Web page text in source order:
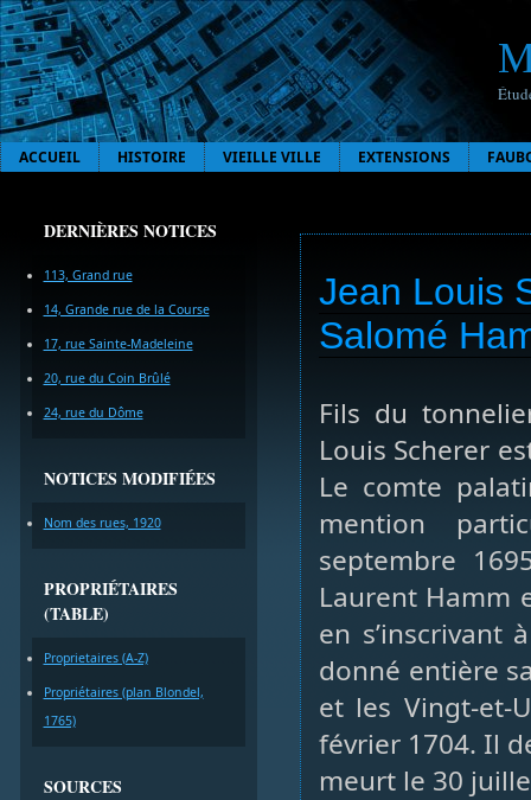
ACCUEIL HISTOIRE VIEILLE VILLE EXTENSIONS
DERNIÈRES NOTICES
113, Grand rue
14, Grande rue de la Course
17, rue Sainte-Madeleine
20, rue du Coin Brûlé
24, rue du Dôme
NOTICES MODIFIÉES
Nom des rues, 1920
PROPRIÉTAIRES
(TABLE)
Proprietaires (A-Z)
Propriétaires (plan Blondel,
1765)
SOURCES
Jean Louis
Salomé
Fils du
Louis Scherer
Le comte
mention
septembre
Laurent Hamm
en s’inscrivant
donné entière
et les Vingt-et-
février 1704. Il
meurt le 30